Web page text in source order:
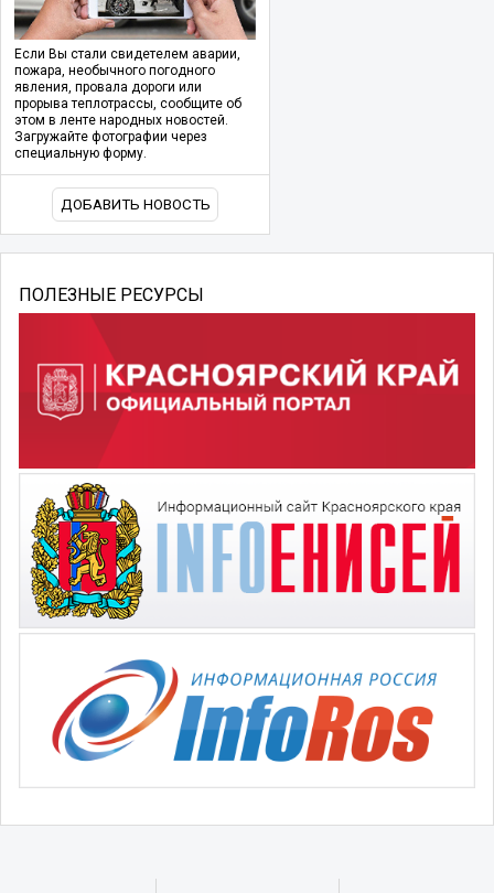
Если Вы стали свидетелем аварии,
пожара, необычного погодного
явления, провала дороги или
прорыва теплотрассы, сообщите об
этом в ленте народных новостей.
Загружайте фотографии через
специальную форму.
ДОБАВИТЬ НОВОСТЬ
ПОЛЕЗНЫЕ РЕСУРСЫ